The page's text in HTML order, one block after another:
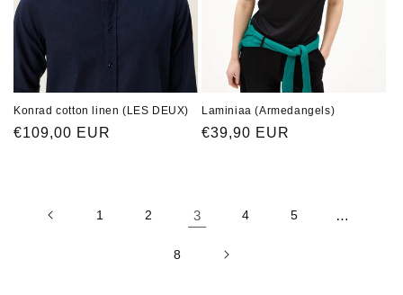
Konrad cotton linen (LES DEUX)
Normaler
€109,00 EUR
Laminiaa (Armedangels)
Normaler
€39,90 EUR
1 2 3 4 5 …
8